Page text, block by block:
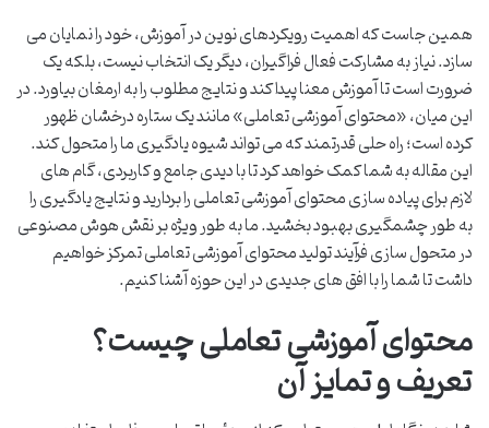
همین جاست که اهمیت رویکردهای نوین در آموزش، خود را نمایان می
سازد. نیاز به مشارکت فعال فراگیران، دیگر یک انتخاب نیست، بلکه یک
ضرورت است تا آموزش معنا پیدا کند و نتایج مطلوب را به ارمغان بیاورد. در
این میان، «محتوای آموزشی تعاملی» مانند یک ستاره درخشان ظهور
کرده است؛ راه حلی قدرتمند که می تواند شیوه یادگیری ما را متحول کند.
این مقاله به شما کمک خواهد کرد تا با دیدی جامع و کاربردی، گام های
لازم برای پیاده سازی محتوای آموزشی تعاملی را بردارید و نتایج یادگیری را
به طور چشمگیری بهبود بخشید. ما به طور ویژه بر نقش هوش مصنوعی
در متحول سازی فرآیند تولید محتوای آموزشی تعاملی تمرکز خواهیم
داشت تا شما را با افق های جدیدی در این حوزه آشنا کنیم.
محتوای آموزشی تعاملی چیست؟
تعریف و تمایز آن